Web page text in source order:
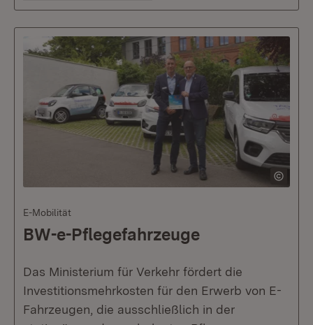
E-Mobilität
BW-e-Pflegefahrzeuge
Das Ministerium für Verkehr fördert die
Investitionsmehrkosten für den Erwerb von E-
Fahrzeugen, die ausschließlich in der